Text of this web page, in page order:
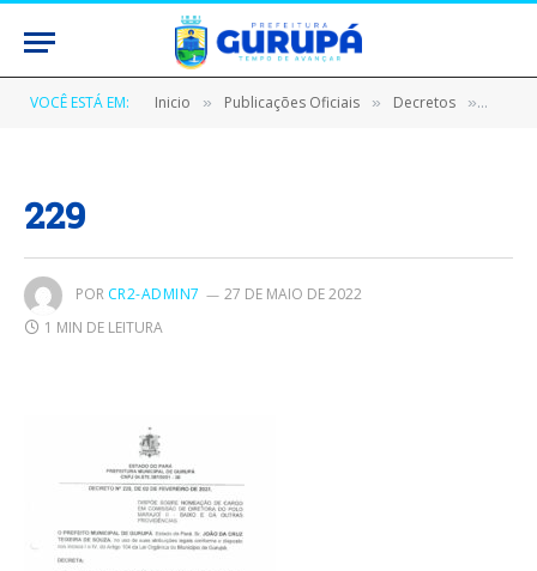
VOCÊ ESTÁ EM: Inicio » Publicações Oficiais » Decretos »
229
POR CR2-ADMIN7
27 DE MAIO DE 2022
1 MIN DE LEITURA